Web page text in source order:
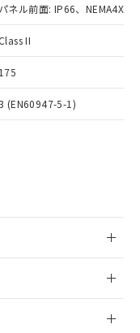
パネル前面: IP66、NEMA4X,
II
175
(EN60947-5-1)
」をご確認
果を当社の
漏洩または開
。
ト作成サー
には、I-Web
様との取
いる法人を
。
より、予定
有証明書
）
有を証明す
すべてが基
。
いて有害物
刻な影響を
装置等に一切
に販売する
3の内容を当
た当社は、
る関係者が違
場合は、取
取引先、ま
ムロン制御
員にご確
在庫状況の
機種